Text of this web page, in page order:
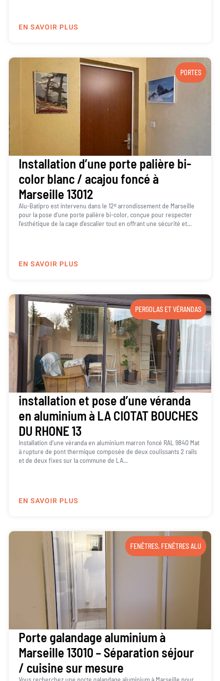
EN SAVOIR PLUS
PORTES
Installation d’une porte palière bi-
color blanc / acajou foncé à
Marseille 13012
Alu-Batipro est intervenu dans le 12ᵉ arrondissement de Marseille
pour la pose d’une porte palière bi-color, conçue pour respecter
l’esthétique de la cage d’escalier tout en offrant une sécurité et...
EN SAVOIR PLUS
PERGOLAS ET VÉRANDAS
installation et pose d’une véranda
en aluminium à LA CIOTAT BOUCHES
DU RHONE 13
Installation d’une véranda en aluminium marron foncé RAL 9840 Mat
à rupture de pont thermique composée de deux coulissants 2 rails
et de deux fixes sur la commune de LA...
EN SAVOIR PLUS
FENÊTRES, FENÊTRES ALU
Porte galandage aluminium à
Marseille 13010 – Séparation séjour
/ cuisine sur mesure